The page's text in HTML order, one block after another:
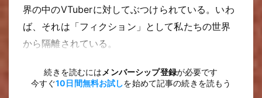
界の中のVTuberに対してぶつけられている。いわ
ば、それは「フィクション」として私たちの世界
から隔離されている。
続きを読むには メンバーシップ登録が必要です
今すぐ10日間無料お試しを始めて記事の続きを読もう